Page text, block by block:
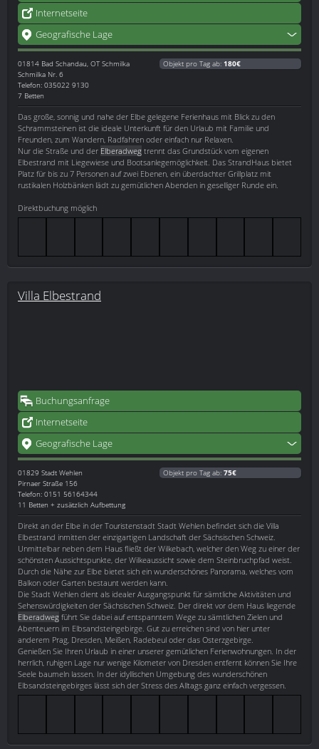
Internetseite
Geografische Lage
01814 Bad Schandau, OT Schmilka
Schmilka Nr. 6
Telefon: 035022 9130
7 Betten
Objekt pro Tag ab: 180€
Das große, sonnig und nahe der Elbe gelegene Ferienhaus mit Blick zu den
Schrammsteinen ist die ideale Unterkunft für den Urlaub mit Familie und
Freunden, zum Wandern, Radfahren oder einfach nur Relaxen.
Nur die Straße und der Elberadweg trennt das Grundstück vom eigenen
Elbestrand mit Liegewiese und Bootsanlegemöglichkeit. Das StrandHaus bietet
Platz für bis zu 7 Personen auf zwei Ebenen, ein überdachter Grillplatz mit
rustikalen Holzbänken lädt zu gemütlichen Abenden in geselliger Runde ein.
Direktbuchung möglich
Villa Elbestrand
Buchungsanfrage
Internetseite
Geografische Lage
01829 Stadt Wehlen
Pirnaer Straße 156
Telefon: 0151 56164344
11 Betten + zusätzlich Aufbettung
Objekt pro Tag ab: 75€
Direkt an der Elbe in der Touristenstadt Stadt Wehlen befindet sich die Villa
Elbestrand inmitten der einzigartigen Landschaft der Sächsischen Schweiz.
Unmittelbar neben dem Haus fließt der Wilkebach, welcher den Weg zu einer der
schönsten Aussichtspunkte, der Wilkeaussicht sowie dem Steinbruchpfad weist.
Durch die Nähe zur Elbe bietet sich ein wunderschönes Panorama, welches vom
Balkon oder Garten bestaunt werden kann.
Die Stadt Wehlen dient als idealer Ausgangspunkt für sämtliche Aktivitäten und
Sehenswürdigkeiten der Sächsischen Schweiz. Der direkt vor dem Haus liegende
Elberadweg führt Sie dabei auf entspanntem Wege zu sämtlichen Zielen und
Abenteuern im Elbsandsteingebirge. Gut zu erreichen sind von hier unter
anderem Prag, Dresden, Meißen, Radebeul oder das Osterzgebirge.
Genießen Sie Ihren Urlaub in einer unserer gemütlichen Ferienwohnungen. In der
herrlich, ruhigen Lage nur wenige Kilometer von Dresden entfernt können Sie Ihre
Seele baumeln lassen. In der idyllischen Umgebung des wunderschönen
Elbsandsteingebirges lässt sich der Stress des Alltags ganz einfach vergessen.